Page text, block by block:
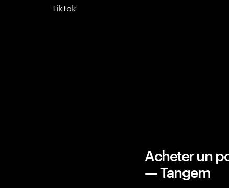
TikTok
Acheter un
— Tangem